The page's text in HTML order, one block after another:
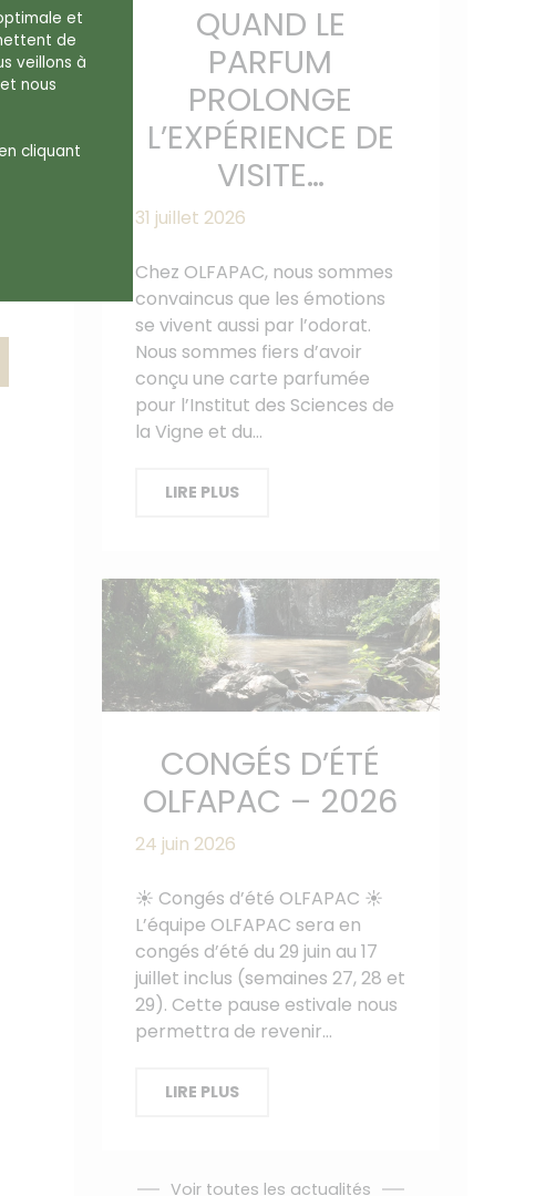
QUAND LE
PARFUM
PROLONGE
L’EXPÉRIENCE DE
VISITE…
31 juillet 2026
Chez OLFAPAC, nous sommes
convaincus que les émotions
se vivent aussi par l’odorat.
Nous sommes fiers d’avoir
conçu une carte parfumée
pour l’Institut des Sciences de
la Vigne et du…
LIRE PLUS
CONGÉS D’ÉTÉ
OLFAPAC – 2026
24 juin 2026
☀️ Congés d’été OLFAPAC ☀️
L’équipe OLFAPAC sera en
congés d’été du 29 juin au 17
juillet inclus (semaines 27, 28 et
29). Cette pause estivale nous
permettra de revenir…
LIRE PLUS
Voir toutes les actualités
et
de
veillons à
nous
cliquant